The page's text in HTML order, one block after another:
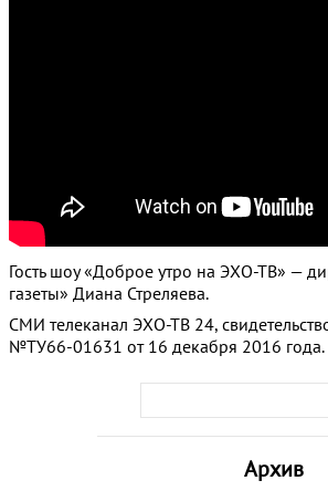
Архив
Гость шоу «Доброе утро на ЭХО-ТВ» —
газеты» Диана Стреляева.
СМИ телеканал ЭХО-ТВ 24,
№ТУ66-01631 от 16 декабря 2016 года.